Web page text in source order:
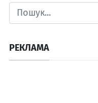
РЕКЛАМА